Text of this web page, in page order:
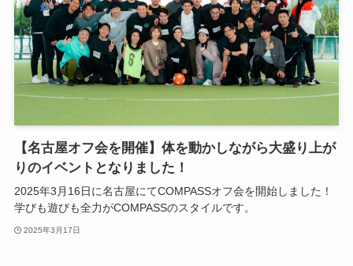
【名古屋オフ会を開催】体を動かしながら大盛り上が
りのイベントとなりました！
2025年3月16日に名古屋にてCOMPASSオフ会を開始しました！
学びも遊びも全力がCOMPASSのスタイルです。
2025年3月17日